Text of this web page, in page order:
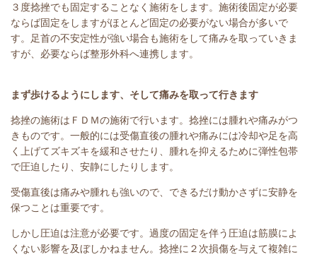
３度捻挫でも固定することなく施術をします。施術後固定が必要
ならば固定をしますがほとんど固定の必要がない場合が多いで
す。足首の不安定性が強い場合も施術をして痛みを取っていきま
すが、必要ならば整形外科へ連携します。
まず歩けるようにします、そして痛みを取って行きます
捻挫の施術はＦＤＭの施術で行います。捻挫には腫れや痛みがつ
きものです。一般的には受傷直後の腫れや痛みには冷却や足を高
く上げてズキズキを緩和させたり、腫れを抑えるために弾性包帯
で圧迫したり、安静にしたりします。
受傷直後は痛みや腫れも強いので、できるだけ動かさずに安静を
保つことは重要です。
しかし圧迫は注意が必要です。過度の固定を伴う圧迫は筋膜によ
くない影響を及ぼしかねません。捻挫に２次損傷を与えて複雑に